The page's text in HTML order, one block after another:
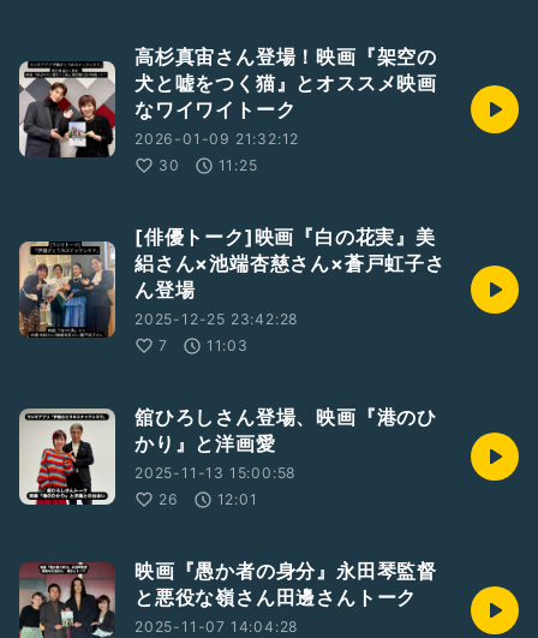
高杉真宙さん登場！映画『架空の
犬と嘘をつく猫』とオススメ映画
なワイワイトーク
2026-01-09 21:32:12
30
11:25
[俳優トーク]映画『白の花実』美
絽さん×池端杏慈さん×蒼戸虹子さ
ん登場
2025-12-25 23:42:28
7
11:03
舘ひろしさん登場、映画『港のひ
かり』と洋画愛
2025-11-13 15:00:58
26
12:01
映画『愚か者の身分』永田琴監督
と悪役な嶺さん田邊さんトーク
2025-11-07 14:04:28